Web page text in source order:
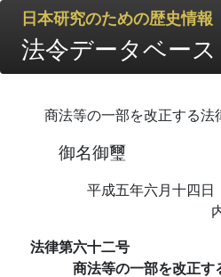
日本研究のための歴史情報
法令データベース
商法等の一部を改正する法
御名御璽
平成五年六月十四日
法律第六十二号
商法等の一部を改正す